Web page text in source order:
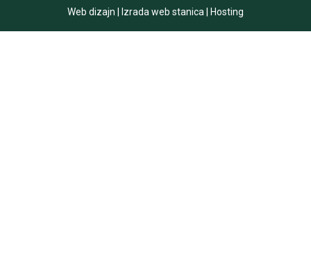
Web dizajn
Izrada web stanica Hosting